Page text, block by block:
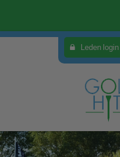
Leden login